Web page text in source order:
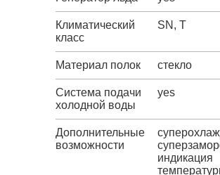
Климатический
класс
SN, T
Материал полок стекло
Система подачи
холодной воды
yes
Дополнительные
возможности
индикация